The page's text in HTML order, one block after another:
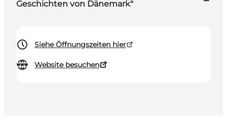
Geschichten von Dänemark"
Siehe Öffnungszeiten hier
Website besuchen